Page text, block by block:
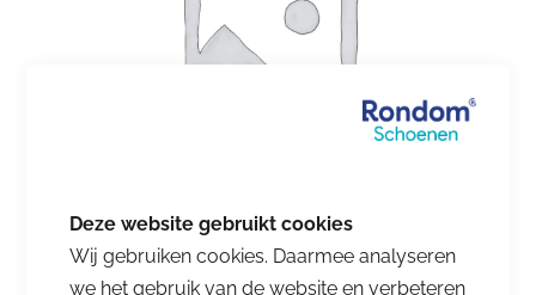
Wij gebruiken cookies. Daarmee analyseren
we het gebruik van de website en verbeteren